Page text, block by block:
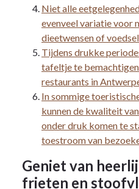
Niet alle
evenveel variatie voor
dieetwensen of
Tijdens drukke
tafeltje te
restaurants in
In sommige
kunnen de kwaliteit
onder druk komen te
toestroom van
Geniet van
frieten en